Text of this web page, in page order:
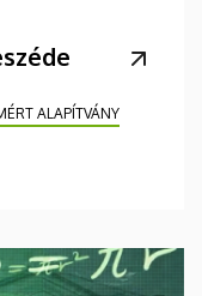
ALAPÍTVÁNY